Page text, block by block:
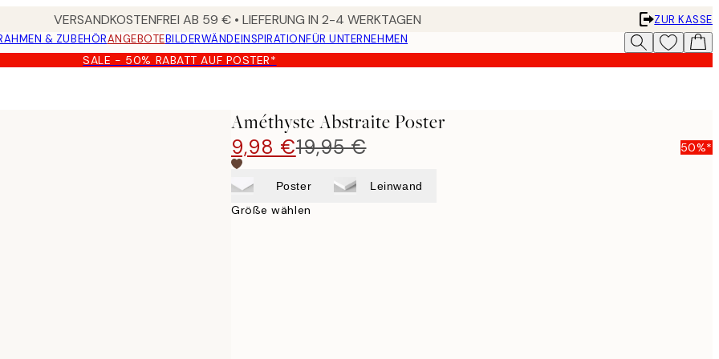
VERSANDKOSTENFREI AB 59 € • LIEFERUNG IN 2-4 WERKTAGEN
ZUR KASSE
& ZUBEHÖRANGEBOTEBILDERWÄNDEINSPIRATIONFÜR UNTERNEHMEN
SALE - 50% RABATT AUF POSTER*
Améthyste Abstraite Poster
9,98 €19,95 € 50%*
Poster Leinwand
Größe wählen